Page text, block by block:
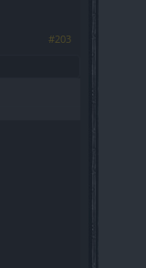
#203